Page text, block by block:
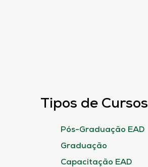
Tipos de Cursos
Pós-Graduação EAD
Graduação
Capacitação EAD